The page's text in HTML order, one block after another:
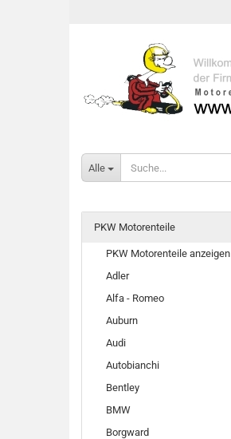
Alle
PKW Motorenteile
PKW Motorenteile anzeigen
Adler
Alfa - Romeo
Auburn
Audi
Autobianchi
Bentley
BMW
Borgward